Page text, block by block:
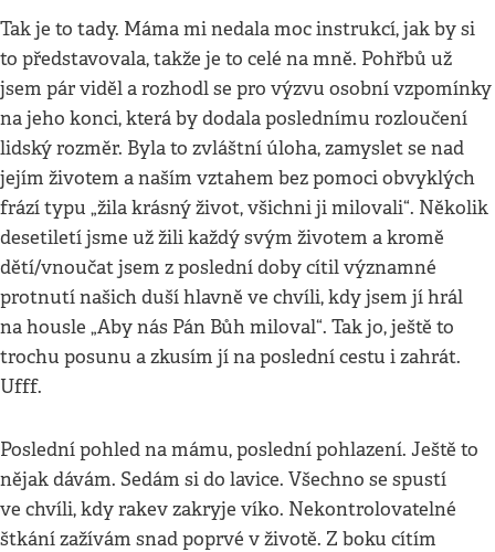
Tak je to tady. Máma mi nedala moc instrukcí, jak by si
to představovala, takže je to celé na mně. Pohřbů už
jsem pár viděl a rozhodl se pro výzvu osobní vzpomínky
na jeho konci, která by dodala poslednímu rozloučení
lidský rozměr. Byla to zvláštní úloha, zamyslet se nad
jejím životem a naším vztahem bez pomoci obvyklých
frází typu „žila krásný život, všichni ji milovali“. Několik
desetiletí jsme už žili každý svým životem a kromě
dětí/vnoučat jsem z poslední doby cítil významné
protnutí našich duší hlavně ve chvíli, kdy jsem jí hrál
na housle „Aby nás Pán Bůh miloval“. Tak jo, ještě to
trochu posunu a zkusím jí na poslední cestu i zahrát.
Ufff.
Poslední pohled na mámu, poslední pohlazení. Ještě to
nějak dávám. Sedám si do lavice. Všechno se spustí
ve chvíli, kdy rakev zakryje víko. Nekontrolovatelné
štkání zažívám snad poprvé v životě. Z boku cítím